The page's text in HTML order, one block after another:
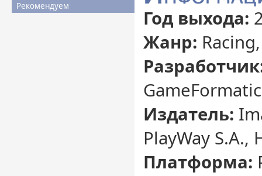
Рекомендуем
Год выхода:
Жанр:
Издатель:
PlayWay S.A.,
Платформа: